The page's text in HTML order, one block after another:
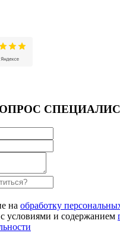
на обработку
с условиями и содержанием